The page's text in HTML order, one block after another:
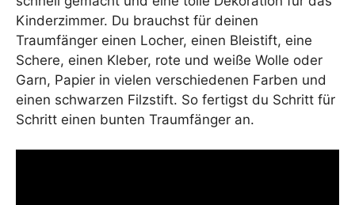
Kinderzimmer. Du brauchst für deinen
Traumfänger einen Locher, einen Bleistift, eine
Schere, einen Kleber, rote und weiße Wolle oder
Garn, Papier in vielen verschiedenen Farben und
einen schwarzen Filzstift. So fertigst du Schritt für
Schritt einen bunten Traumfänger an.